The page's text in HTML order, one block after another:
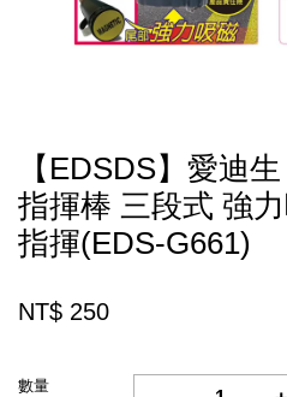
【EDSDS】愛迪
指揮棒 三段式 強
指揮(EDS-G661)
NT$ 250
數量